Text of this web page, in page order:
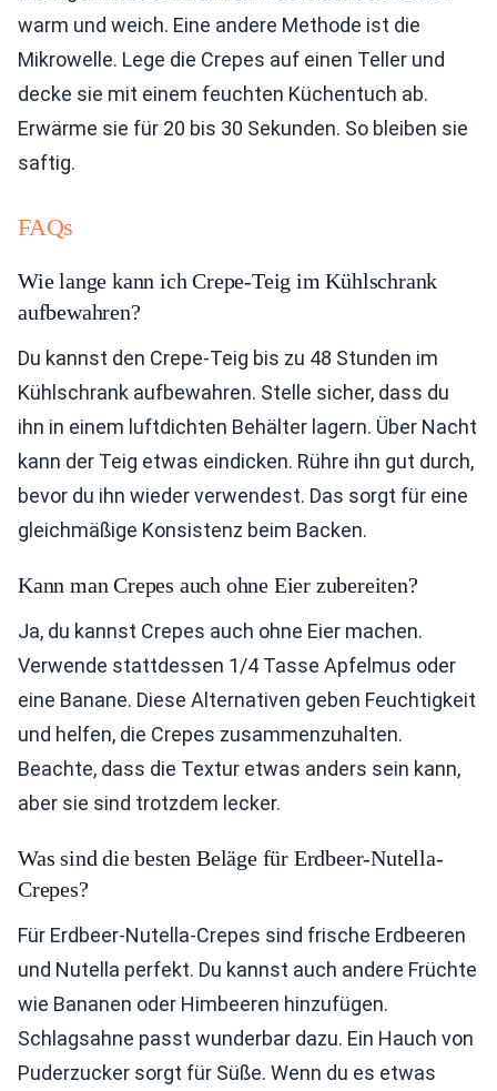
warm und weich. Eine andere Methode ist die
Mikrowelle. Lege die Crepes auf einen Teller und
decke sie mit einem feuchten Küchentuch ab.
Erwärme sie für 20 bis 30 Sekunden. So bleiben sie
saftig.
FAQs
Wie lange kann ich Crepe-Teig im Kühlschrank
aufbewahren?
Du kannst den Crepe-Teig bis zu 48 Stunden im
Kühlschrank aufbewahren. Stelle sicher, dass du
ihn in einem luftdichten Behälter lagern. Über Nacht
kann der Teig etwas eindicken. Rühre ihn gut durch,
bevor du ihn wieder verwendest. Das sorgt für eine
gleichmäßige Konsistenz beim Backen.
Kann man Crepes auch ohne Eier zubereiten?
Ja, du kannst Crepes auch ohne Eier machen.
Verwende stattdessen 1/4 Tasse Apfelmus oder
eine Banane. Diese Alternativen geben Feuchtigkeit
und helfen, die Crepes zusammenzuhalten.
Beachte, dass die Textur etwas anders sein kann,
aber sie sind trotzdem lecker.
Was sind die besten Beläge für Erdbeer-Nutella-
Crepes?
Für Erdbeer-Nutella-Crepes sind frische Erdbeeren
und Nutella perfekt. Du kannst auch andere Früchte
wie Bananen oder Himbeeren hinzufügen.
Schlagsahne passt wunderbar dazu. Ein Hauch von
Puderzucker sorgt für Süße. Wenn du es etwas